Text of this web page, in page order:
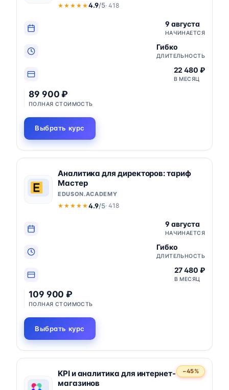
★★★★★
★★★★★4.9/5· 418
9 августа
НАЧИНАЕТСЯ
Гибко
ДЛИТЕЛЬНОСТЬ
22 480 ₽
В МЕСЯЦ
89 900 ₽
ПОЛНАЯ СТОИМОСТЬ
Выбрать курс
Аналитика для директоров: тариф
Мастер
EDUSON.ACADEMY
★★★★★
★★★★★4.9/5· 418
9 августа
НАЧИНАЕТСЯ
Гибко
ДЛИТЕЛЬНОСТЬ
27 480 ₽
В МЕСЯЦ
109 900 ₽
ПОЛНАЯ СТОИМОСТЬ
Выбрать курс
−45%
KPI и аналитика для интернет-
магазинов